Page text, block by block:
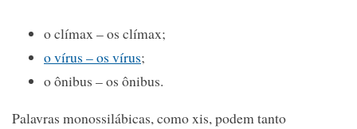
o clímax – os clímax;
o vírus – os vírus;
o ônibus – os ônibus.
Palavras monossilábicas, como xis, podem tanto